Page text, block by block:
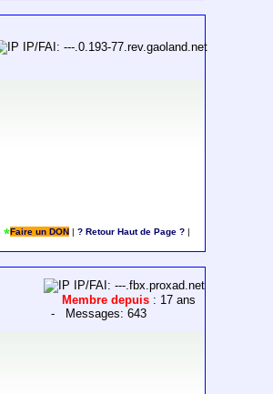
IP/FAI: ---.0.193-77.rev.gaoland.net
Faire un DON ? Retour Haut de Page ?|
IP/FAI: ---.fbx.proxad.net
Membre depuis : 17 ans
- Messages: 643